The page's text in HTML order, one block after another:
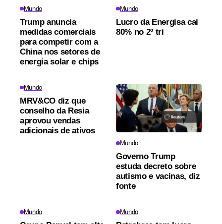
Mundo
Trump anuncia
medidas comerciais
para competir com a
China nos setores de
energia solar e chips
Mundo
Lucro da Energisa cai
80% no 2º tri
Mundo
MRV&CO diz que
conselho da Resia
aprovou vendas
adicionais de ativos
Mundo
Governo Trump
estuda decreto sobre
autismo e vacinas, diz
fonte
Mundo Mundo